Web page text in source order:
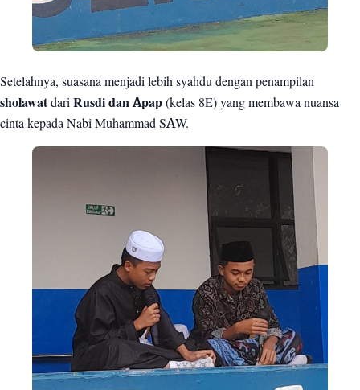
Setelahnya, suasana menjadi lebih syahdu dengan penampilan
sholawatdari Rusdi dan Apap (kelas 8E) yang membawa nuansa
cinta kepada Nabi Muhammad SAW.